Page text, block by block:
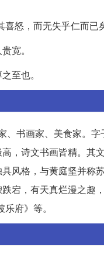
怒，而无失乎仁而已
宽。
至也。
书画家、美食家。
，诗文书画皆精。其
风格，与黄庭坚并称
宕，有天真烂漫之趣
府》等。